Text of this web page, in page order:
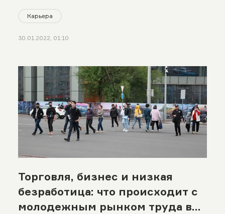
Карьера
30.01.2022, 01:10
Торговля, бизнес и низкая
безработица: что происходит с
молодежным рынком труда в